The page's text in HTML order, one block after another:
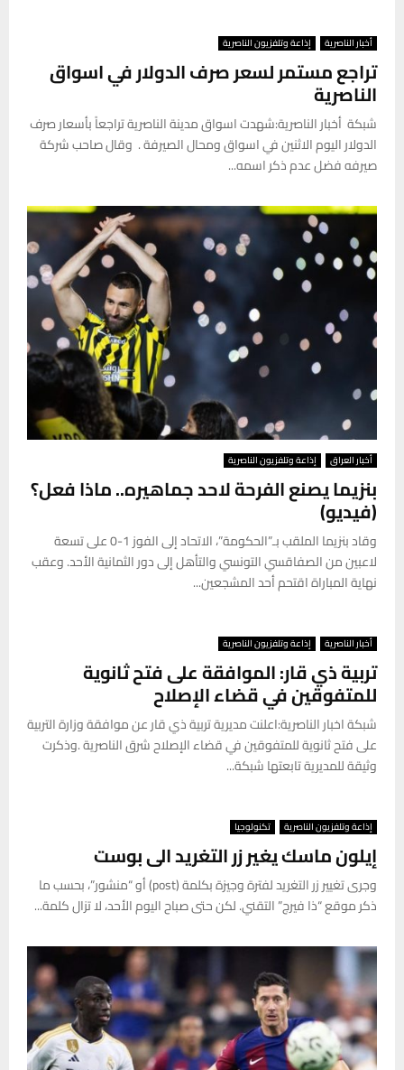
أخبار الناصرية إذاعة وتلفزيون الناصرية
تراجع مستمر لسعر صرف الدولار في اسواق
الناصرية
شبكة أخبار الناصرية: شهدت اسواق مدينة الناصرية تراجعاً بأسعار صرف
الدولار اليوم الاثنين في اسواق ومحال الصيرفة . وقال صاحب شركة
صيرفه فضل عدم ذكر اسمه...
أخبار العراق إذاعة وتلفزيون الناصرية
بنزيما يصنع الفرحة لاحد جماهيره.. ماذا فعل؟
(فيديو)
وقاد بنزيما الملقب بـ”الحكومة”، الاتحاد إلى الفوز 1-0 على تسعة
لاعبين من الصفاقسي التونسي والتأهل إلى دور الثمانية الأحد. وعقب
نهاية المباراة اقتحم أحد المشجعين...
أخبار الناصرية إذاعة وتلفزيون الناصرية
تربية ذي قار: الموافقة على فتح ثانوية
للمتفوقين في قضاء الإصلاح
شبكة اخبار الناصرية:اعلنت مديرية تربية ذي قار عن موافقة وزارة التربية
على فتح ثانوية للمتفوقين في قضاء الإصلاح شرق الناصرية .وذكرت
وثيقة للمديرية تابعتها شبكة...
إذاعة وتلفزيون الناصرية تكنولوجيا
إيلون ماسك يغير زر التغريد الى بوست
وجرى تغيير زر التغريد لفترة وجيزة بكلمة (post) أو “منشور”، بحسب ما
ذكر موقع “ذا فيرج” التقني. لكن حتى صباح اليوم الأحد، لا تزال كلمة...